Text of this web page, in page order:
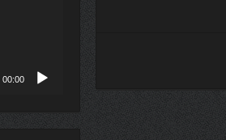
00:00